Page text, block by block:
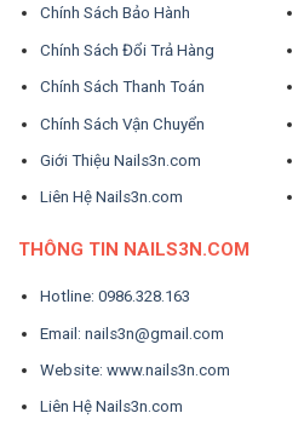
Chính Sách Bảo Hành
Chính Sách Đổi Trả Hàng
Chính Sách Thanh Toán
Chính Sách Vận Chuyển
Giới Thiệu Nails3n.com
Liên Hệ Nails3n.com
THÔNG TIN NAILS3N.COM
Hotline: 0986.328.163
Email: nails3n@gmail.com
Website: www.nails3n.com
Liên Hệ Nails3n.com